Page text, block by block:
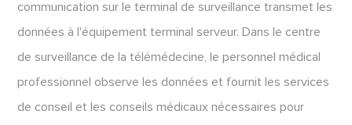
communication sur le terminal de surveillance transmet les
données à l'équipement terminal serveur. Dans le centre
de surveillance de la télémédecine, le personnel médical
professionnel observe les données et fournit les services
de conseil et les conseils médicaux nécessaires pour